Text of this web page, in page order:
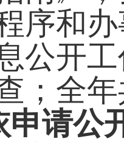
序和
公开
；全
申请公